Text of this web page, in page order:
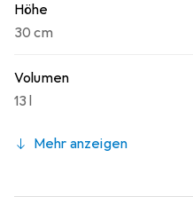
Höhe
30 cm
Volumen
13 l
Mehr anzeigen